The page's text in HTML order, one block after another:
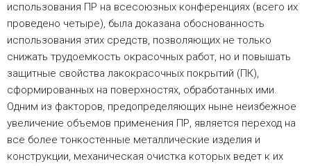
использования ПР на всесоюзных конференциях (всего их
проведено четыре), была доказана обоснованность
использования этих средств, позволяющих не только
снижать трудоемкость окрасочных работ, но и повышать
защитные свойства лакокрасочных покрытий (ПК),
сформированных на поверхностях, обработанных ими.
Одним из факторов, предопределяющих ныне неизбежное
увеличение объемов применения ПР, является переход на
все более тонкостенные металлические изделия и
конструкции, механическая очистка которых ведет к их